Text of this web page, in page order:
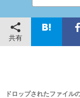
共有
ドロップされたファイル